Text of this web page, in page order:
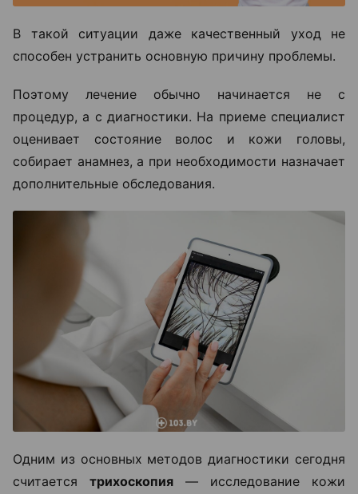
В такой ситуации даже качественный уход не
способен устранить основную причину проблемы.
Поэтому лечение обычно начинается не с
процедур, а с диагностики. На приеме специалист
оценивает состояние волос и кожи головы,
собирает анамнез, а при необходимости назначает
дополнительные обследования.
Одним из основных методов диагностики сегодня
считается трихоскопия — исследование кожи